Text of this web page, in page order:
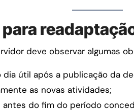
deve observar algumas
útil após a publicação da
as novas atividades;
do fim do período